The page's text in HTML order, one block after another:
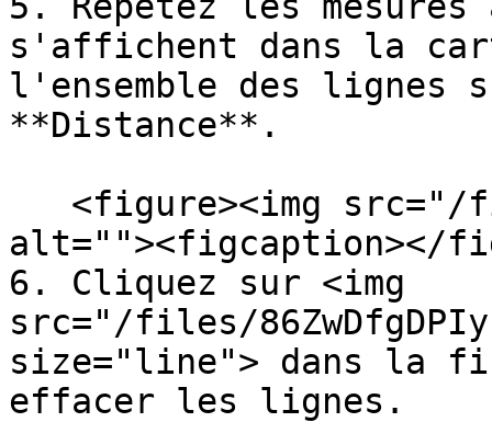
s'affichent dans la
l'ensemble des lignes
**Distance**.
alt=""><figcaption></
6. Cliquez sur <img
src="/files/
size="line"> dans la
effacer les lignes.